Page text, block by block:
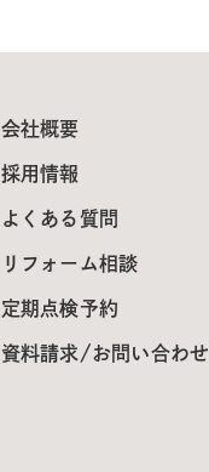
会社概要
採用情報
よくある質問
リフォーム相談
定期点検予約
資料請求/お問い合わせ